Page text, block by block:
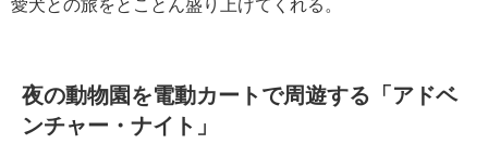
愛犬との旅をとことん盛り上げてくれる。
夜の動物園を電動カートで周遊する「アドベ
ンチャー・ナイト」